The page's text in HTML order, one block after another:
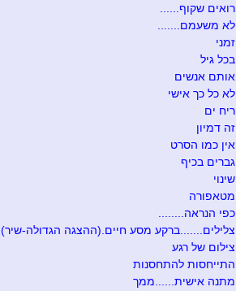
רואים שקוף......
לא משעמם.......
זמני
בכל גיל
אותם אנשים
לא כל כך אישי
ריח ים
זה דמיון
אין כמו הסרט
גברים בכיף
שינוי
מטאפורה
כפי הנראה........
צלילים.......ברקע מסע חיים.(ההצגה הגדולה-שיר)
צילום של רגע
התייחסות להתחסנות
מתנה אישית......ממך